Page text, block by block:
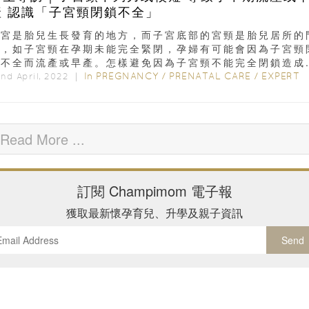
認識「子宮頸閉鎖不全」
是胎兒生長發育的地方，而子宮底部的宮頸是胎兒居所的
如子宮頸在孕期未能完全緊閉，孕婦有可能會因為子宮頸
全而流產或早產。怎樣避免因為子宮頸不能完全閉鎖造
April, 2022 ｜ In PREGNANCY / PRENATAL CARE / EXPERT
Read More ...
訂閱 Champimom 電子報
獲取最新懷孕育兒、升學及親子資訊
Send